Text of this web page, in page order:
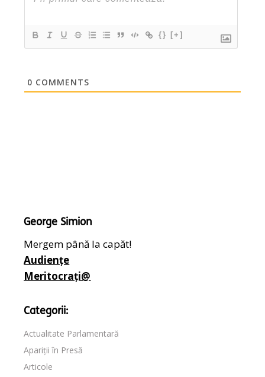
{} [+]
0 COMMENTS
George Simion
Mergem până la capăt!
Audiențe
Meritocrați@
Categorii:
Actualitate Parlamentară
Apariții în Presă
Articole